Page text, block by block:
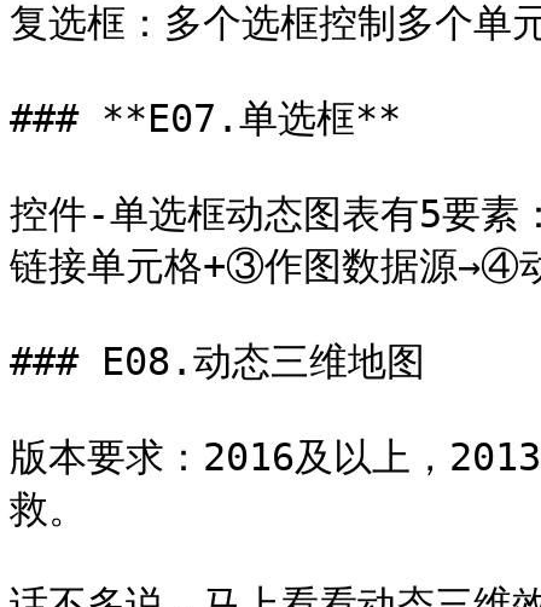
复选框：多个选框控制多个单
### **E07.单选框**
控件-单选框动态图表有5要
链接单元格+③作图数据源→④
### E08.动态三维地图
版本要求：2016及以上，
救。